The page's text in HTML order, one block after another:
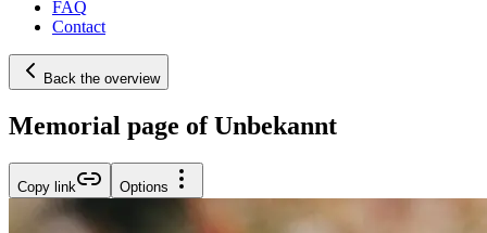
FAQ
Contact
Back the overview
Memorial page of Unbekannt
Copy link Options